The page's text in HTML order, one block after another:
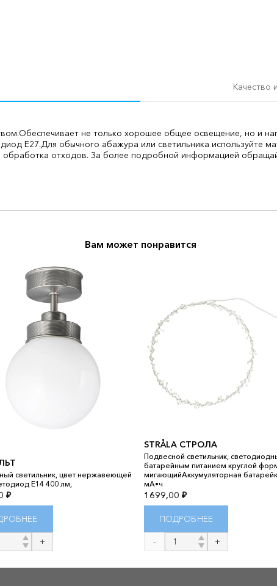
Качество
Обеспечивает не только хорошее общее освещение, но и
E27.Для обычного абажура или светильника используйте
обработка отходов. За более подробной информацией
Вам может понравится
светильник, цвет нержавеющей
E14 400 лм,
₽
STRÅLA СТРОЛА
Подвесной светильник,
батарейным питанием круглой
мигающийАккумуляторная
мА•ч
1699,00 ₽
ПОДРОБНЕЕ
Количество
товара